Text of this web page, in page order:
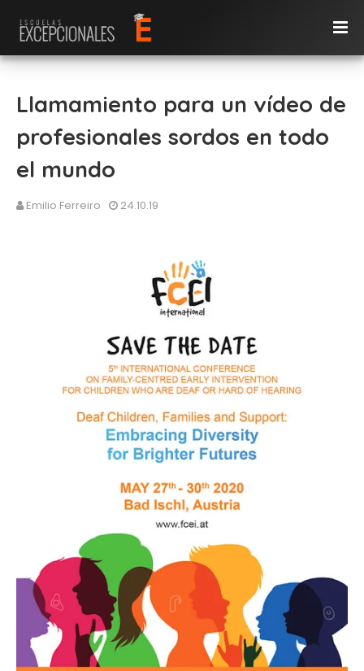
Llamamiento para un vídeo de
profesionales sordos en todo
el mundo
Emilio Ferreiro 24.10.19